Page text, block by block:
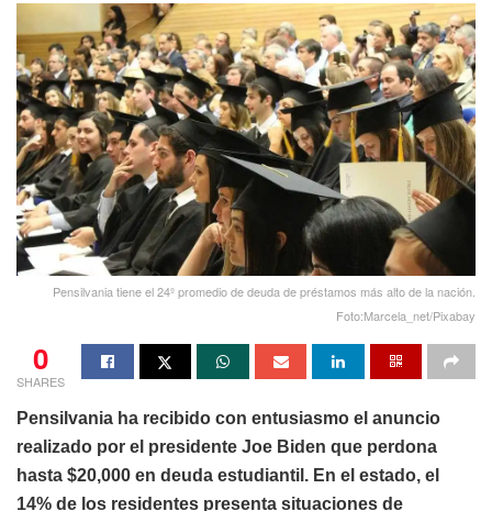
Pensilvania tiene el 24º promedio de deuda de préstamos más alto de la nación.
Foto:Marcela_net/Pixabay
0
SHARES
Pensilvania ha recibido con entusiasmo el anuncio
realizado por el presidente Joe Biden que perdona
hasta $20,000 en deuda estudiantil. En el estado, el
14% de los residentes presenta situaciones de